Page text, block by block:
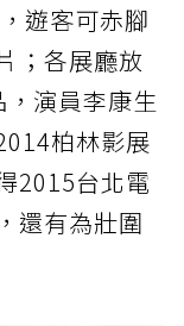
遊客可赤腳
；各展廳放
演員李康生
柏林影展
2015台北電
還有為壯圍